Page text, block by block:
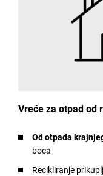
Vreće za otpad od
Od otpada
boca
Recikliranje